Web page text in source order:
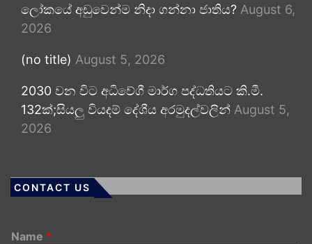
ලෝකයේ අඩුවෙන්ම නිදා ගන්නා ජාතිය? August 6,
2026
(no title) August 5, 2026
2030 වන විට අධිවේගී මාර්ග පද්ධතියට කි.මී.
132ක්;සියලු වියදම් දේශීය අරමුදල්වලින් August 5,
2026
CONTACT US
Name *